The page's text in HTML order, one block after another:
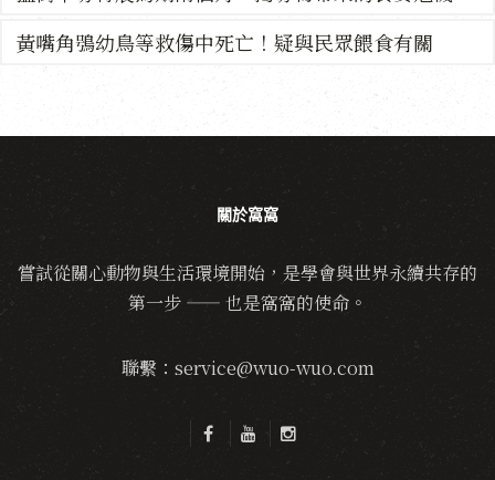
黃嘴角鴞幼鳥等救傷中死亡！疑與民眾餵食有關
關於窩窩
嘗試從關心動物與生活環境開始，是學會與世界永續共存的
第一步 —— 也是窩窩的使命。
聯繫：service@wuo-wuo.com